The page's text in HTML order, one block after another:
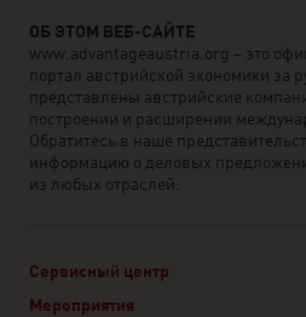
ОБ ЭТОМ ВЕБ-САЙТЕ
www.advantageaustria.org – это
портал австрийской экономики за
представлены австрийские
построении и расширении
Обратитесь в наше
информацию о деловых
из любых отраслей.
Сервисный центр
Мероприятия